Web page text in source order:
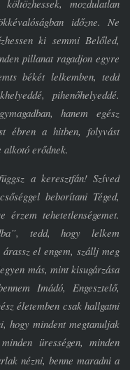
mozdulatlan
időzne. Ne
ki semmi Belőled,
pillanat ragadjon egyre
békét lelkemben, tedd
pihenőhelyeddé.
hanem egész
ébren a hitben, folyvást
alkotó erődnek.
a keresztfán! Szíved
beborítani Téged,
tehetetlenségemet.
tedd, hogy lelkem
el engem, szállj meg
más, mint kisugárzása
Imádó, Engesztelő,
életemben csak hallgatni
hogy mindent megtanuljak
ürességen, minden
nézni, benne maradni a